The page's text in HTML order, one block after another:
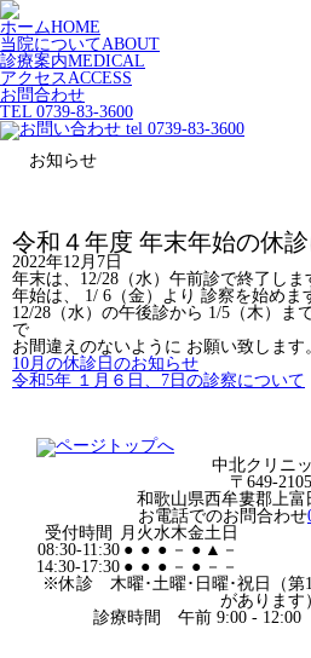
ホームHOME
当院についてABOUT
診療案内MEDICAL
アクセスACCESS
お問合わせ
TEL 0739-83-3600
お知らせ
令和４年度 年末年始の休
2022年12月7日
年末は、12/28（水）午前診で終了しま
年始は、 1/ 6（金）より 診察を始めま
12/28（水）の午後診から 1/5（木）ま
で
お間違えのないように お願い致します
10月の休診日のお知らせ
令和5年 １月６日、7日の診察について
中北クリニ
〒649-2105
和歌山県西牟婁郡上富
お電話でのお問合わせ
受付時間
月 火水木金土 日
08:30-11:30 ● ● ● － ● ▲ －
14:30-17:30 ● ● ● － ● － －
※休診 木曜･土曜･日曜･祝日（第
があります
診療時間 午前 9:00 - 12:00